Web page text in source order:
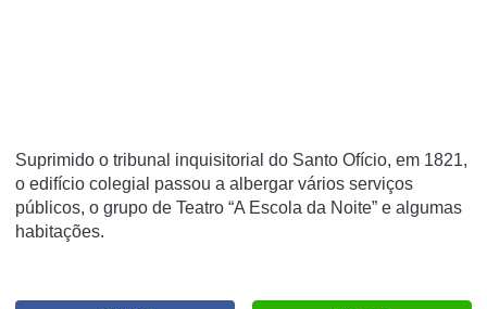
Suprimido o tribunal inquisitorial do Santo Ofício, em 1821,
o edifício colegial passou a albergar vários serviços
públicos, o grupo de Teatro “A Escola da Noite” e algumas
habitações.